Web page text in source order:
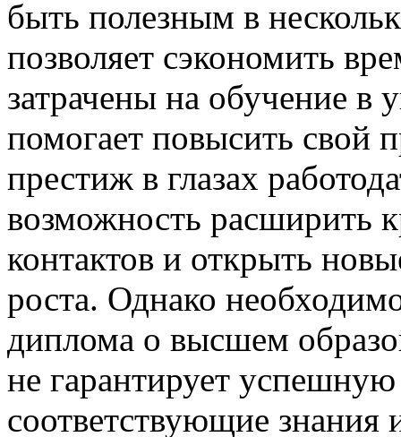
быть полезным в
позволяет сэкономить
затрачены на обучение в
помогает повысить свой
престиж в глазах
возможность расширить
контактов и открыть
роста. Однако
диплома о высшем
не гарантирует
соответствующие